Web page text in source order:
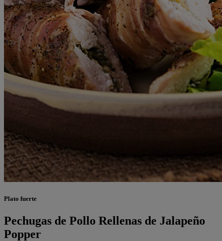
Plato fuerte
Pechugas de Pollo Rellenas de Jalapeño
Popper